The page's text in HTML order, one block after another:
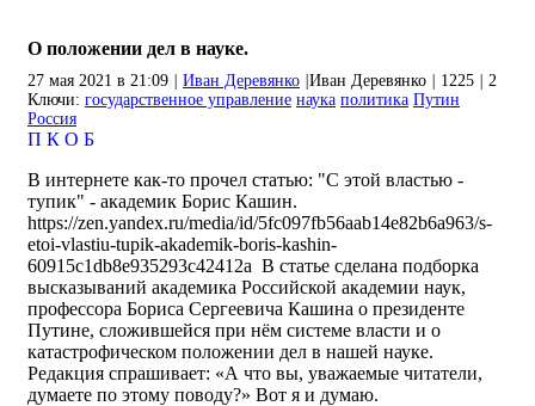
О положении дел в науке.
27 мая 2021 в 21:09 Иван Деревянко Иван Деревянко 1225
2
Ключи: государственное управление наука политика Путин
Россия
П К О Б
В интернете как-то прочел статью: "С этой властью -
тупик" - академик Борис Кашин.
https://zen.yandex.ru/media/id/5fc097fb56aab14e82b6a963/s-
etoi-vlastiu-tupik-akademik-boris-kashin-
60915c1db8e935293c42412a В статье сделана подборка
высказываний академика Российской академии наук,
профессора Бориса Сергеевича Кашина о президенте
Путине, сложившейся при нём системе власти и о
катастрофическом положении дел в нашей науке.
Редакция спрашивает: «А что вы, уважаемые читатели,
думаете по этому поводу?» Вот я и думаю.